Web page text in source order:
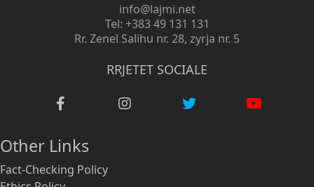
info@lajmi.net
Tel: +383 49 131 131
Rr. Zenel Salihu nr. 28, zyrja nr. 5
RRJETET SOCIALE
Other Links
Fact-Checking Policy